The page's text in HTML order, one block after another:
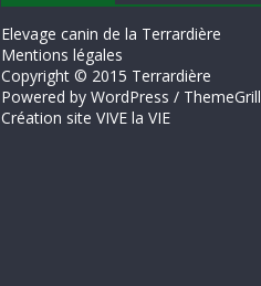
Elevage canin de la Terrardière
Mentions légales
Copyright © 2015 Terrardière
Powered by WordPress / ThemeGrill
Création site VIVE la VIE